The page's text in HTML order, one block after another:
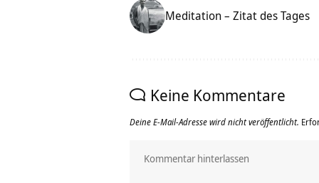
Meditation – Zitat des Tages
Keine Kommentare
Deine E-Mail-Adresse wird nicht veröffentlicht.